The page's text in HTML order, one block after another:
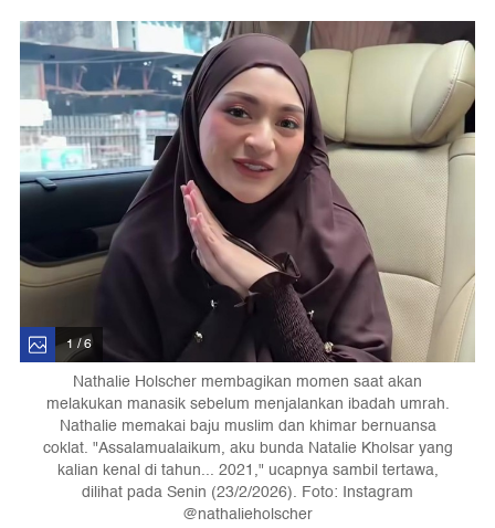
1 / 6
Nathalie Holscher membagikan momen saat akan
melakukan manasik sebelum menjalankan ibadah umrah.
Nathalie memakai baju muslim dan khimar bernuansa
coklat. "Assalamualaikum, aku bunda Natalie Kholsar yang
kalian kenal di tahun... 2021," ucapnya sambil tertawa,
dilihat pada Senin (23/2/2026). Foto: Instagram
@nathalieholscher